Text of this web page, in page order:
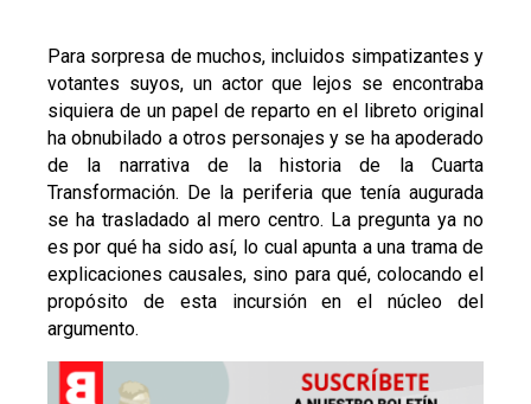
Para sorpresa de muchos, incluidos simpatizantes y
votantes suyos, un actor que lejos se encontraba
siquiera de un papel de reparto en el libreto original
ha obnubilado a otros personajes y se ha apoderado
de la narrativa de la historia de la Cuarta
Transformación. De la periferia que tenía augurada
se ha trasladado al mero centro. La pregunta ya no
es por qué ha sido así, lo cual apunta a una trama de
explicaciones causales, sino para qué, colocando el
propósito de esta incursión en el núcleo del
argumento.